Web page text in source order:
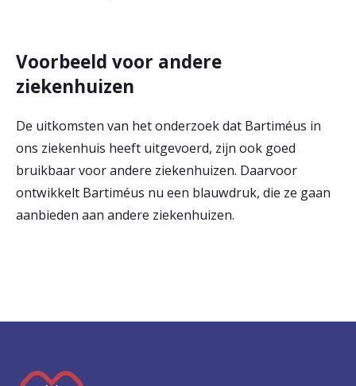
Voorbeeld voor andere
ziekenhuizen
De uitkomsten van het onderzoek dat Bartiméus in
ons ziekenhuis heeft uitgevoerd, zijn ook goed
bruikbaar voor andere ziekenhuizen. Daarvoor
ontwikkelt Bartiméus nu een blauwdruk, die ze gaan
aanbieden aan andere ziekenhuizen.